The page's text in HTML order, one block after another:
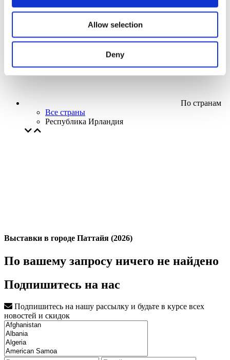
Allow selection
Deny
Применить
По странам
Все страны
Республика Ирландия
Выставки в городе Паттайя (2026)
По вашему запросу ничего не найдено
Подпишитесь на нас
Подпишитесь на нашу рассылку и будьте в курсе всех
новостей и скидок